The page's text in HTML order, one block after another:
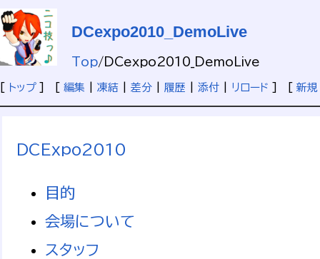
DCexpo2010_DemoLive
Top/DCexpo2010_DemoLive
トップ] [ 編集 凍結 差分 履歴 添付 リロード 新規
DCExpo2010
目的
会場について
スタッフ